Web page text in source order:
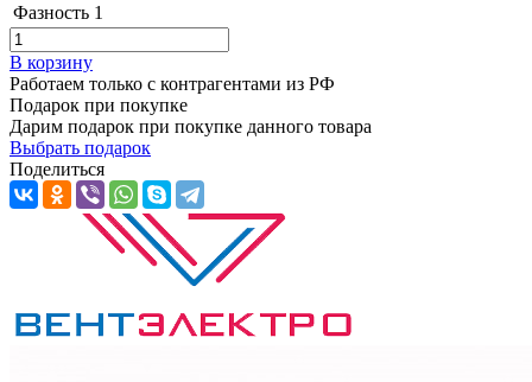
Фазность 1
В корзину
Работаем только с контрагентами из РФ
Подарок при покупке
Дарим подарок при покупке данного товара
Выбрать подарок
Поделиться